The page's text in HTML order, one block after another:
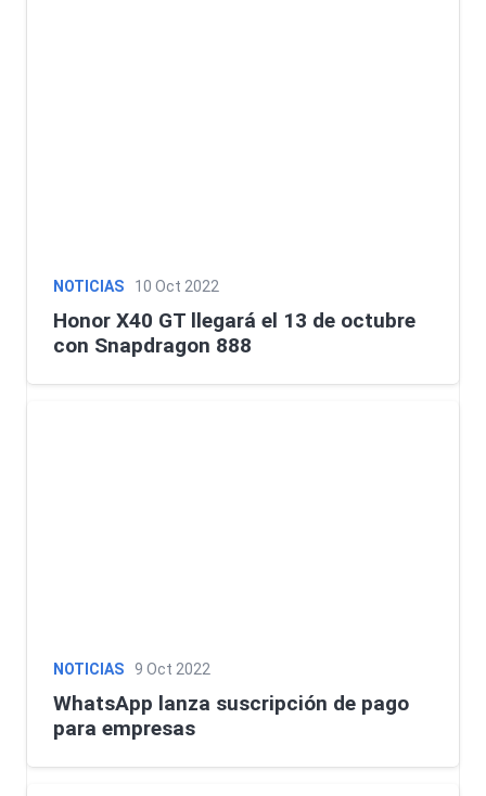
NOTICIAS 10 Oct 2022
Honor X40 GT llegará el 13 de octubre
con Snapdragon 888
NOTICIAS 9 Oct 2022
WhatsApp lanza suscripción de pago
para empresas